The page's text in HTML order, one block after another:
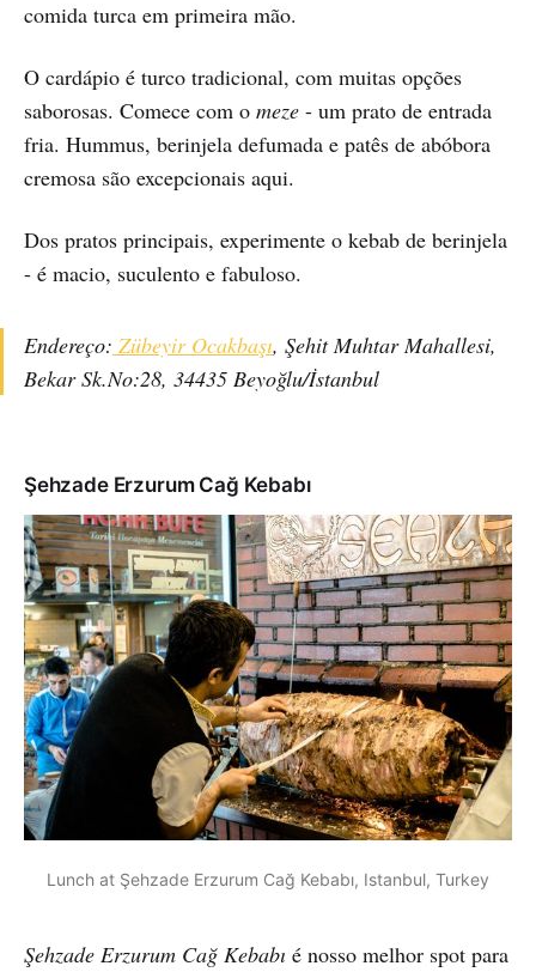
comida turca em primeira mão.
O cardápio é turco tradicional, com muitas opções
saborosas. Comece com o meze - um prato de entrada
fria. Hummus, berinjela defumada e patês de abóbora
cremosa são excepcionais aqui.
Dos pratos principais, experimente o kebab de berinjela
- é macio, suculento e fabuloso.
Endereço: Zübeyir Ocakbaşı, Şehit Muhtar Mahallesi,
Bekar Sk.No:28, 34435 Beyoğlu/İstanbul
Şehzade Erzurum Cağ Kebabı
Lunch at Şehzade Erzurum Cağ Kebabı, Istanbul, Turkey
Şehzade Erzurum Cağ Kebabı é nosso melhor spot para